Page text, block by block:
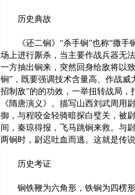
历史典故
《还二锏》 “杀手锏”也称“撒手
场上进行厮杀，当主要作战兵器无
一方抽出锏来，突然回身给敌将以
锏” ，既要强调技术含量高、作战
招制敌”的的功效，一举扭转战局，
《隋唐演义》。描写山西刘武周用
御，与程咬金轻骑暗探白璧关，被
间，秦琼得报，飞马跳锏来救。与
两锏时，尉迟吐血而逃。这就是传
历史考证
锏铁鞭为六角形，铁锏为四楞形